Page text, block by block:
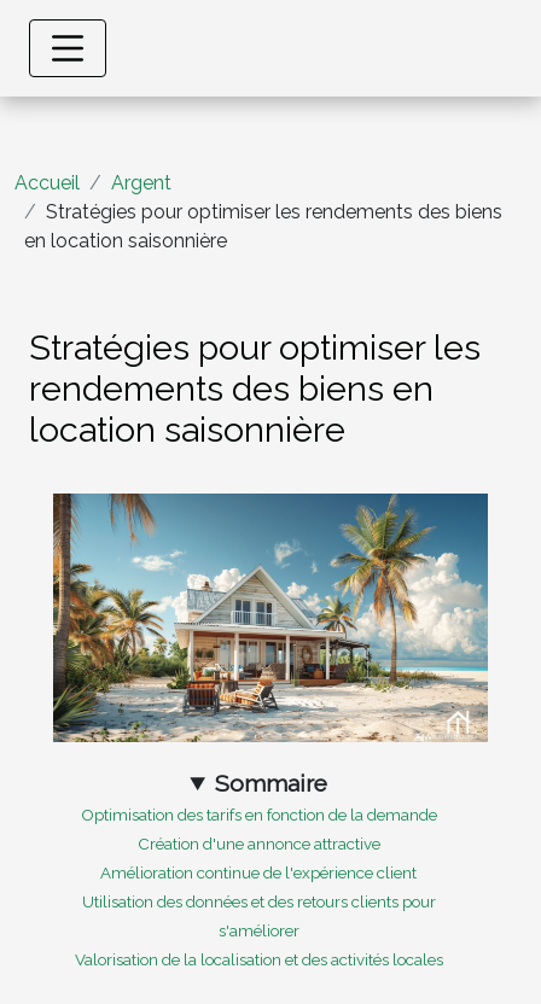
Accueil
Argent
Stratégies pour optimiser les rendements des biens
en location saisonnière
Stratégies pour optimiser les
rendements des biens en
location saisonnière
Sommaire
Optimisation des tarifs en fonction de la demande
Création d'une annonce attractive
Amélioration continue de l'expérience client
Utilisation des données et des retours clients pour
s'améliorer
Valorisation de la localisation et des activités locales